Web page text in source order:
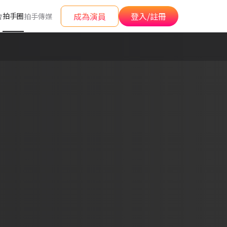
拍手圈拍手傳媒 成為演員 登入/註冊